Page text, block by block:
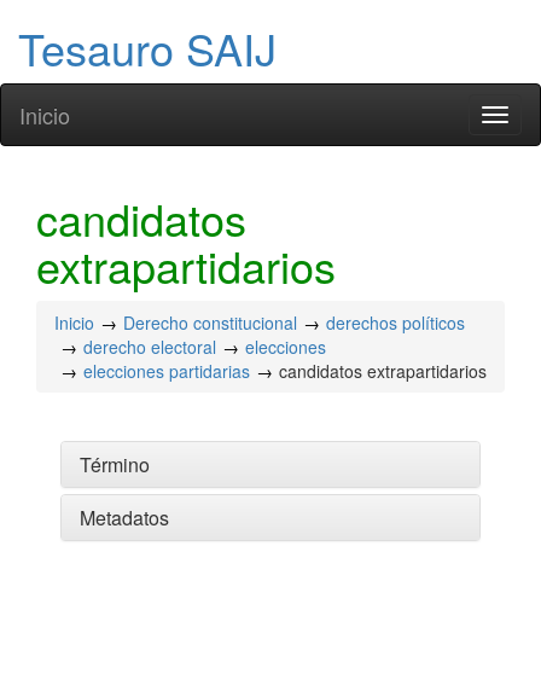
Tesauro SAIJ
Inicio
candidatos
extrapartidarios
Inicio Derecho constitucional
derechos políticos
derecho electoral
elecciones
elecciones partidarias
candidatos extrapartidarios
Término
Metadatos